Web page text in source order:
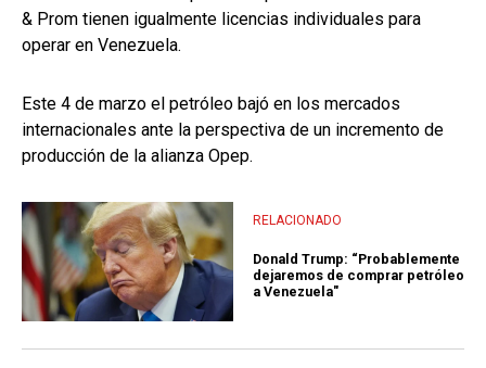
& Prom tienen igualmente licencias individuales para
operar en Venezuela.
Este 4 de marzo el petróleo bajó en los mercados
internacionales ante la perspectiva de un incremento de
producción de la alianza Opep.
RELACIONADO
Donald Trump: “Probablemente
dejaremos de comprar petróleo
a Venezuela"